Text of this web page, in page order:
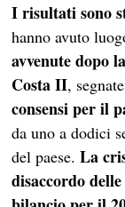
I risultati sono
hanno avuto
avvenute dopo
Costa II,
consensi per il
da uno a dodici
del paese.La
disaccordo